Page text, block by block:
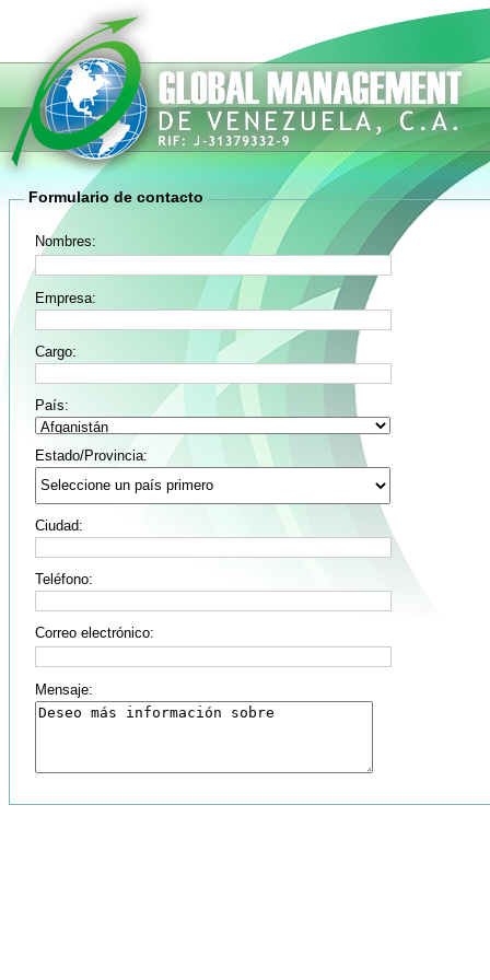
Formulario de contacto
Nombres:
Empresa:
Cargo:
País:
Estado/Provincia:
Ciudad:
Teléfono:
Correo electrónico:
Mensaje: